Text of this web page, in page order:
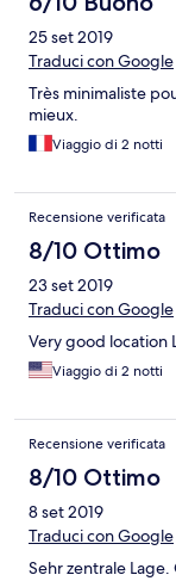
25 set 2019
Traduci con Google
Très minimaliste
mieux.
Viaggio di 2 notti
Recensione verificata
8/10 Ottimo
23 set 2019
Traduci con Google
Very good location
Viaggio di 2 notti
Recensione verificata
8/10 Ottimo
8 set 2019
Traduci con Google
Sehr zentrale